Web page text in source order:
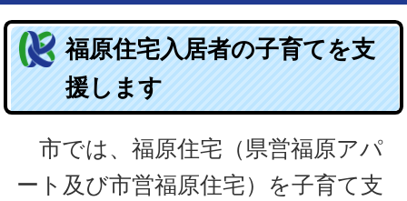
福原住宅入居者の子育てを支
援します
市では、福原住宅（県営福原アパ
ート及び市営福原住宅）を子育て支